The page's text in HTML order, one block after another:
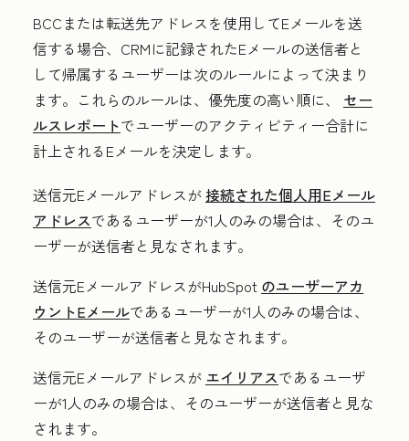
BCCまたは転送先アドレスを使用してEメールを送
信する場合、CRMに記録されたEメールの送信者と
して帰属するユーザーは次のルールによって決まり
ます。これらのルールは、優先度の高い順に、 セー
ルスレポートでユーザーのアクティビティー合計に
計上されるEメールを決定します。
送信元Eメールアドレスが接続された個人用Eメール
アドレスであるユーザーが1人のみの場合は、そのユ
ーザーが送信者と見なされます。
送信元EメールアドレスがHubSpot のユーザーアカ
ウントEメールであるユーザーが1人のみの場合は、
そのユーザーが送信者と見なされます。
送信元Eメールアドレスが エイリアスであるユーザ
ーが1人のみの場合は、そのユーザーが送信者と見な
されます。